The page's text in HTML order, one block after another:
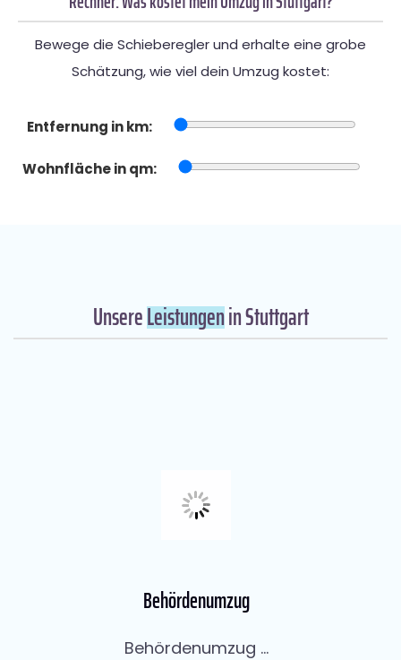
Bewege die Schieberegler und erhalte eine grobe
Schätzung, wie viel dein Umzug kostet:
Entfernung in km:
Wohnfläche in qm:
UnsereLeistungenin Stuttgart
Behördenumzug
Behördenumzug ...